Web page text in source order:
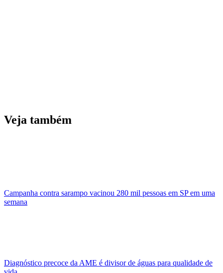
Veja também
Campanha contra sarampo vacinou 280 mil pessoas em SP em uma
semana
Diagnóstico precoce da AME é divisor de águas para qualidade de